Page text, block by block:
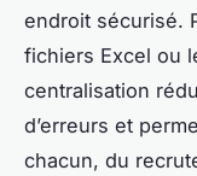
endroit sécurisé.
fichiers Excel ou
centralisation
d’erreurs et
chacun, du